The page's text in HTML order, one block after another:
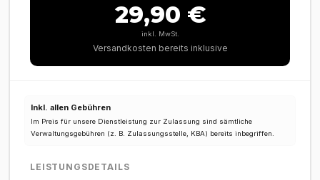
29,90 €
inkl. MwSt.
Versandkosten bereits inklusive
Inkl. allen Gebühren
Im Preis für unsere Dienstleistung zur Zulassung sind sämtliche
Verwaltungsgebühren (z. B. Zulassungsstelle, KBA) bereits inbegriffen.
LEISTUNGSDETAILS